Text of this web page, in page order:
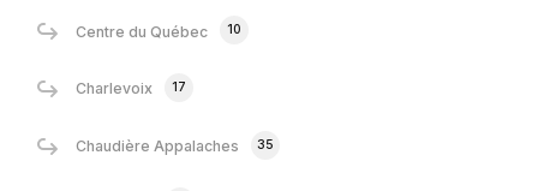
Centre du Québec 10
Charlevoix 17
Chaudière Appalaches 35